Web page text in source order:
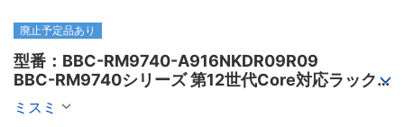
廃止予定品あり
型番：BBC-RM9740-A916NKDR09R09
BBC-RM9740シリーズ 第12世代Core対応ラック
マウントFAPC4PCI・3PCIe
ミスミ